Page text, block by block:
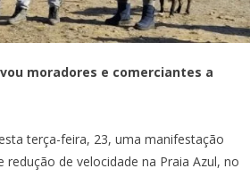
moradores e comerciantes a
terça-feira, 23, uma manifestação
de velocidade na Praia Azul, no